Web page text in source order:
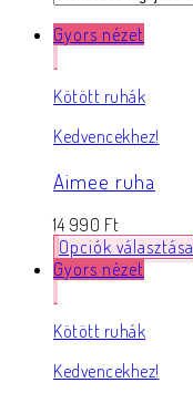
Gyors nézet
Kötött ruhák
Kedvencekhez!
Aimee ruha
14 990 Ft
Opciók választása
Gyors nézet
Kötött ruhák
Kedvencekhez!